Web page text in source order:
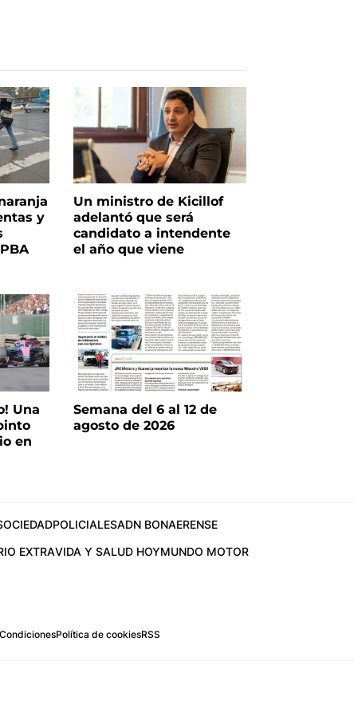
y
Un ministro de Kicillof
adelantó que será
candidato a intendente
el año que viene
Una
en
Semana del 6 al 12 de
agosto de 2026
POLICIALESADN BONAERENSE
EXTRAVIDA Y SALUD HOYMUNDO MOTOR
Política de cookiesRSS